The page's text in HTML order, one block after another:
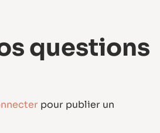
questions
pour publier un